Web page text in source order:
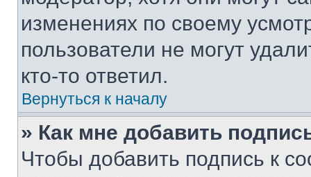
изменениях по своему
пользователи не могут
кто-то ответил.
Вернуться к началу
» Как мне добавить
Чтобы добавить подпись к